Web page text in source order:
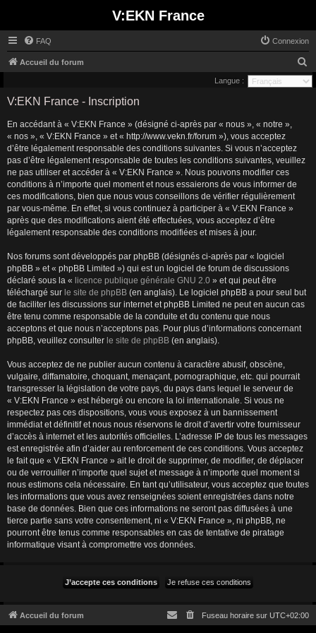
V:EKN France
FAQ Connexion
Accueil du forum
e
Langue :
V:EKN France - Inscription
En accédant à « V:EKN France » (désigné ci-après par « nous », « notre »,
« nos », « V:EKN France » et « http://www.vekn.fr/forum »), vous acceptez
d’être légalement responsable des conditions suivantes. Si vous n’acceptez
pas d’être légalement responsable de toutes les conditions suivantes, veuillez
ne pas utiliser et accéder à « V:EKN France ». Nous pouvons modifier ces
conditions à n’importe quel moment et nous essaierons de vous informer de
ces modifications, bien que nous vous conseillons de vérifier régulièrement
par vous-même. En effet, si vous continuez à participer à « V:EKN France »
après que des modifications aient été effectuées, vous acceptez d’être
légalement responsable des conditions modifiées et mises à jour.
Nos forums sont développés par phpBB (désignés ci-après par « logiciel
phpBB » et « phpBB Limited ») qui est un logiciel de forum de discussions
déclaré sous la « licence publique générale GNU 2.0 » et qui peut être
téléchargé sur le site de phpBB (en anglais). Le logiciel phpBB a pour seul but
de faciliter les discussions sur internet et phpBB Limited ne peut en aucun cas
être tenu comme responsable de la conduite et du contenu que nous
acceptons et que nous n’acceptons pas. Pour plus d’informations concernant
phpBB, veuillez consulter le site de phpBB (en anglais).
Vous acceptez de ne publier aucun contenu à caractère abusif, obscène,
vulgaire, diffamatoire, choquant, menaçant, pornographique, etc. qui pourrait
transgresser la législation de votre pays, du pays dans lequel le serveur de
« V:EKN France » est hébergé ou encore la loi internationale. Si vous ne
respectez pas ces dispositions, vous vous exposez à un bannissement
immédiat et définitif et nous nous réservons le droit d’avertir votre fournisseur
d’accès à internet et les autorités officielles. L’adresse IP de tous les messages
est enregistrée afin d’aider au renforcement de ces conditions. Vous acceptez
le fait que « V:EKN France » ait le droit de supprimer, de modifier, de déplacer
ou de verrouiller n’importe quel sujet et message à n’importe quel moment si
nous estimons cela nécessaire. En tant qu’utilisateur, vous acceptez que toutes
les informations que vous avez renseignées soient enregistrées dans notre
base de données. Bien que ces informations ne seront pas diffusées à une
tierce partie sans votre consentement, ni « V:EKN France », ni phpBB, ne
pourront être tenus comme responsables en cas de tentative de piratage
informatique visant à compromettre vos données.
Accueil du forum Fuseau horaire sur UTC+02:00